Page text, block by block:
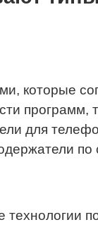
которые
для
по